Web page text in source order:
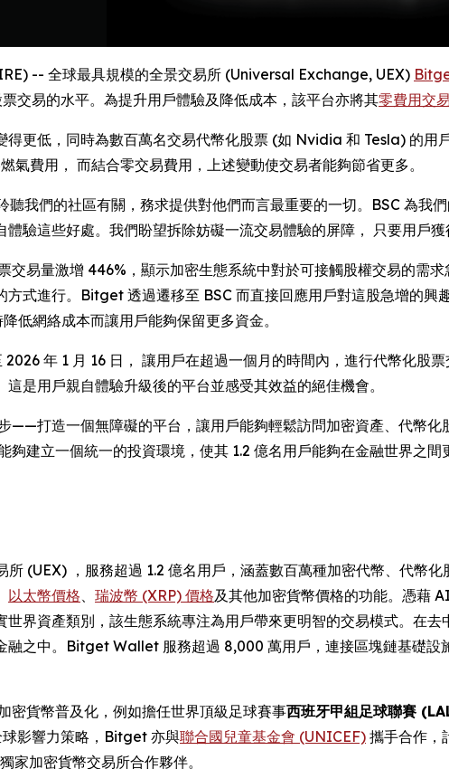
-- 全球最具規模的全景交易所 (Universal Exchange, UEX)
交易的水平。為提升用戶體驗及降低成本，該平台亦將其零費用交
更低，同時為數百萬名交易代幣化股票 (如 Nvidia 和 Tesla) 的用
氣費用， 而結合零交易費用，上述變動使交易者能夠節省更多。
聽我們的社區有關，務求提供對他們而言最重要的一切。BSC 為我
驗這些好處。我們盼望拆除妨礙一流交易體驗的屏障， 只要用戶獲
交易量激增 446%，顯示加密生態系統中對於可接觸股權交易的需
式進行。Bitget 透過遷移至 BSC 而直接回應用戶對這股急增的興
網絡成本而讓用戶能夠保留更多資金。
年 1 月 16 日， 讓用戶在超過一個月的時間內，進行代幣化股
是用戶親自體驗升級後的平台並感受其效益的絕佳機會。
——打造一個無障礙的平台，讓用戶能夠輕鬆訪問加密資產、代幣
建立一個統一的投資環境，使其 1.2 億名用戶能夠在金融世界之間
(UEX) ，服務超過 1.2 億名用戶，涵蓋數百萬種加密代幣、代幣
以太幣價格 瑞波幣 (XRP) 價格及其他加密貨幣價格的功能。憑藉
界資產類別，該生態系統專注為用戶帶來更明智的交易模式。在去
融之中。Bitget Wallet 服務超過 8,000 萬用戶，連接區塊鏈基礎設
貨幣普及化，例如擔任世界頂級足球賽事西班牙甲組足球聯賽
影響力策略，Bitget 亦與聯合國兒童基金會 (UNICEF) 攜手合作，
家加密貨幣交易所合作夥伴。